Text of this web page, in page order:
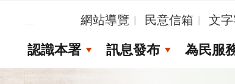
網站導覽 民意信箱 文
認識本署 訊息發布 為民服